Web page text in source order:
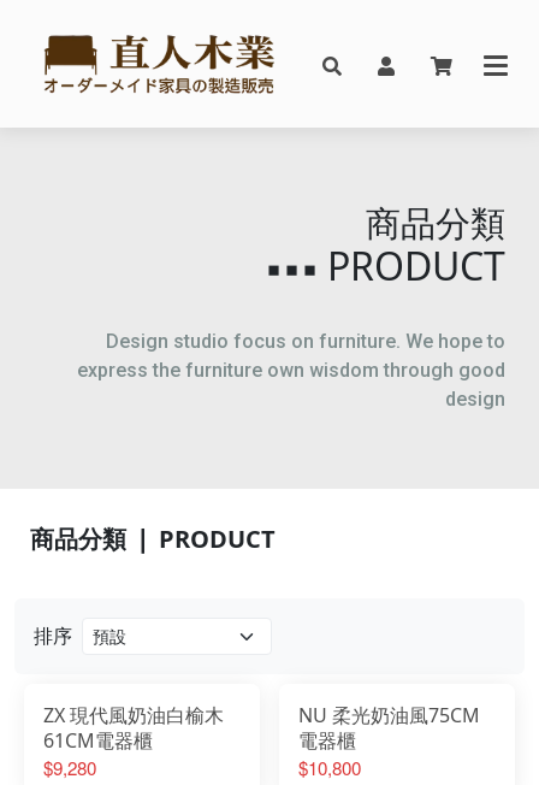
商品分類
▪▪▪ PRODUCT
Design studio focus on furniture. We hope to
express the furniture own wisdom through good
design
排序
ZX 現代風奶油白榆木
61CM電器櫃
$9,280
NU 柔光奶油風75CM
電器櫃
$10,800
商品分類 ❘ PRODUCT